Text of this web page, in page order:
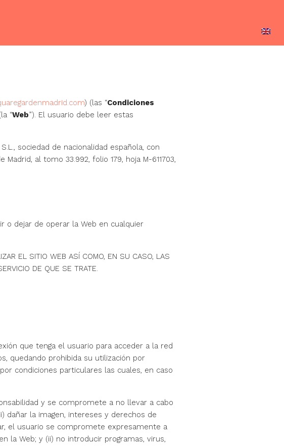
.com) (las “Condiciones
“Web”). El usuario debe leer estas
, sociedad de nacionalidad española, con
al tomo 33.992, folio 179, hoja M-611703,
o dejar de operar la Web en cualquier
EL SITIO WEB ASÍ COMO, EN SU CASO, LAS
DE QUE SE TRATE.
que tenga el usuario para acceder a la red
quedando prohibida su utilización por
condiciones particulares las cuales, en caso
y se compromete a no llevar a cabo
dañar la imagen, intereses y derechos de
el usuario se compromete expresamente a
la Web; y (ii) no introducir programas, virus,